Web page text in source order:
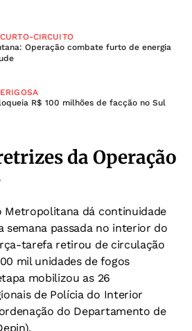
CIRCUITO
Operação combate furto de energia
R$ 100 milhões de facção no Sul
da Operação
Metropolitana dá continuidade
semana passada no interior do
tarefa retirou de circulação
mil unidades de fogos
mobilizou as 26
de Polícia do Interior
do Departamento de